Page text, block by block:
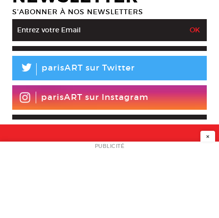
S’ABONNER À NOS NEWSLETTERS
L parisART sur Twitter
parisART sur Instagram
NEWSLETTER
×
PUBLICITÉ